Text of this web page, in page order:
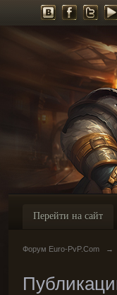
Перейти на сайт
Форум Euro-PvP.Com →